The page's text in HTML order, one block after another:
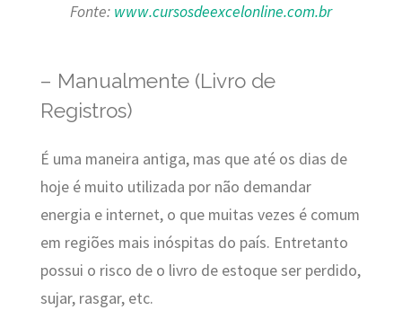
Fonte: www.cursosdeexcelonline.com.br
– Manualmente (Livro de
Registros)
É uma maneira antiga, mas que até os dias de
hoje é muito utilizada por não demandar
energia e internet, o que muitas vezes é comum
em regiões mais inóspitas do país. Entretanto
possui o risco de o livro de estoque ser perdido,
sujar, rasgar, etc.